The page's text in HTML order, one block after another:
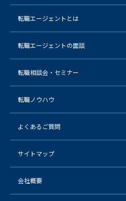
転職エージェントとは
転職エージェントの面談
転職相談会・セミナー
転職ノウハウ
よくあるご質問
サイトマップ
会社概要